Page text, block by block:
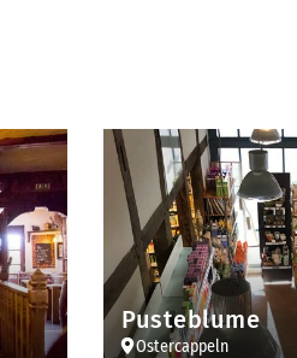
Pusteblume
Ostercappeln